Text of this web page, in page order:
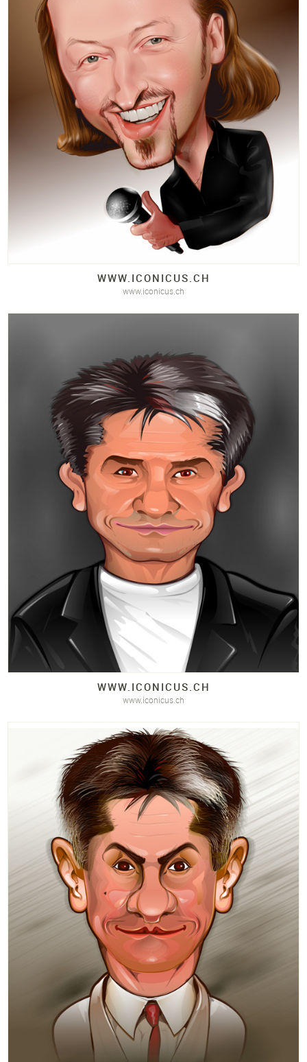
WWW. ICONICUS. CH
www.iconicus.ch
WWW. ICONICUS. CH
www.iconicus.ch